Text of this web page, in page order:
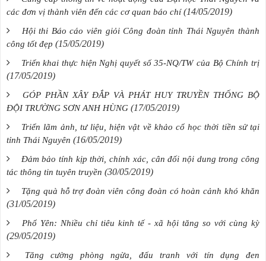
các đơn vị thành viên đến các cơ quan báo chí (14/05/2019)
Hội thi Báo cáo viên giỏi Công đoàn tỉnh Thái Nguyên thành
công tốt đẹp (15/05/2019)
Triển khai thực hiện Nghị quyết số 35-NQ/TW của Bộ Chính trị
(17/05/2019)
GÓP PHẦN XÂY ĐẮP VÀ PHÁT HUY TRUYỀN THỐNG BỘ
ĐỘI TRƯỜNG SƠN ANH HÙNG (17/05/2019)
Triển lãm ảnh, tư liệu, hiện vật về khảo cổ học thời tiền sử tại
tỉnh Thái Nguyên (16/05/2019)
Đảm bảo tính kịp thời, chính xác, cân đối nội dung trong công
tác thông tin tuyên truyền (30/05/2019)
Tặng quà hỗ trợ đoàn viên công đoàn có hoàn cảnh khó khăn
(31/05/2019)
Phổ Yên: Nhiều chỉ tiêu kinh tế - xã hội tăng so với cùng kỳ
(29/05/2019)
Tăng cường phòng ngừa, đấu tranh với tín dụng đen